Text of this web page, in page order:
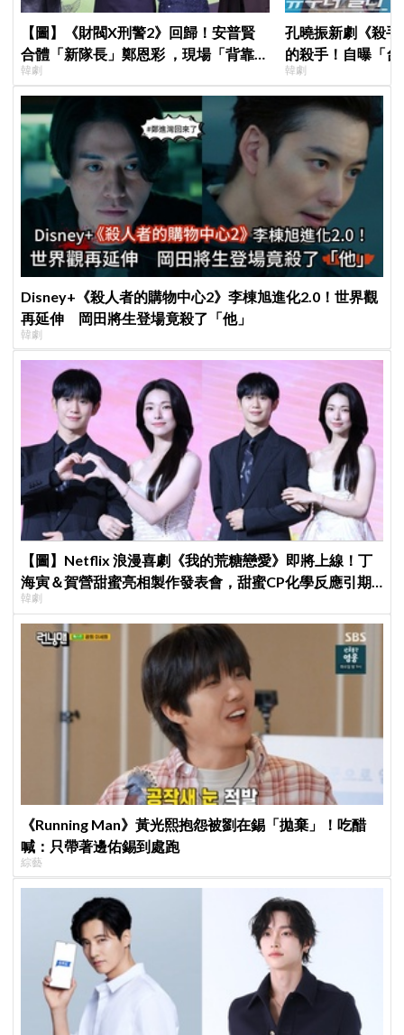
【圖】《財閥X刑警2》回歸！安普賢
合體「新隊長」鄭恩彩 ，現場「背靠背
比槍」霸氣爆棚
韓劇
孔曉振新劇《殺
的殺手！自曝「
小很多XD
韓劇
Disney+《殺人者的購物中心2》李棟旭進化2.0！世界觀
再延伸 岡田將生登場竟殺了「他」
韓劇
【圖】Netflix 浪漫喜劇《我的荒糖戀愛》即將上線！丁
海寅＆賀營甜蜜亮相製作發表會，甜蜜CP化學反應引期
待
韓劇
《Running Man》黃光熙抱怨被劉在錫「拋棄」！吃醋
喊：只帶著邊佑錫到處跑
綜藝